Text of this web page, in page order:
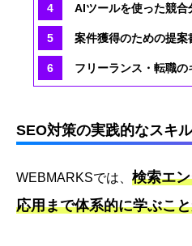
AIツールを使った競
案件獲得のための提案
フリーランス・転職の
SEO対策の実践的なスキ
WEBMARKSでは、 検索エ
応用まで体系的に学ぶこ